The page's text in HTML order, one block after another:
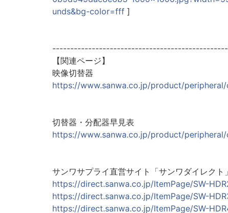
unds&bg-color=fff ]
【関連ページ】
映像切替器
https://www.sanwa.co.jp/product/
切替器・分配器早見表
https://www.sanwa.co.jp/product/
サンワサプライ直営サイト「サンワダイレクト
https://direct.sanwa.co.jp/ItemPage/SW-
https://direct.sanwa.co.jp/ItemPage/SW-
https://direct.sanwa.co.jp/ItemPage/SW-